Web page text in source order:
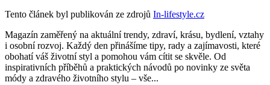
Tento článek byl publikován ze zdrojů In-lifestyle.cz
Magazín zaměřený na aktuální trendy, zdraví, krásu, bydlení, vztahy
i osobní rozvoj. Každý den přinášíme tipy, rady a zajímavosti, které
obohatí váš životní styl a pomohou vám cítit se skvěle. Od
inspirativních příběhů a praktických návodů po novinky ze světa
módy a zdravého životního stylu – vše...